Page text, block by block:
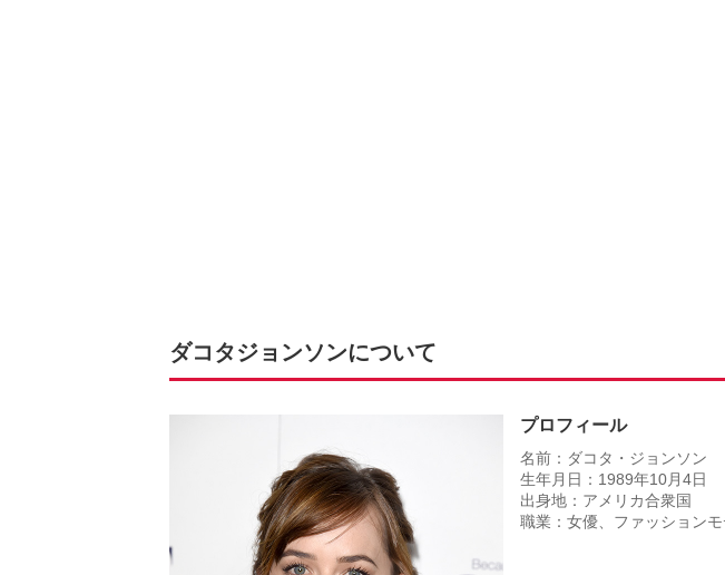
ダコタジョンソンについて
プロフィール
名前：ダコタ・ジョンソン
生年月日：1989年10月4日
出身地：アメリカ合衆国
職業：女優、ファッション